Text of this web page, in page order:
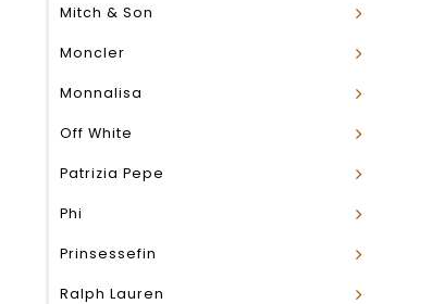
Mitch & Son
Moncler
Monnalisa
Off White
Patrizia Pepe
Phi
Prinsessefin
Ralph Lauren